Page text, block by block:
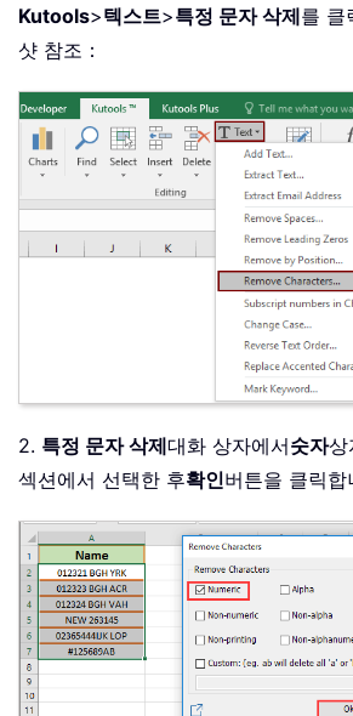
Kutools>텍스트>특정 문자 삭제를 클
샷 참조：
2. 특정 문자 삭제대화 상자에서숫자상
섹션에서 선택한 후확인버튼을 클릭합